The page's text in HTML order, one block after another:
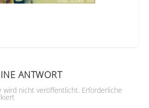
ANTWORT
wird nicht veröffentlicht. Erforderliche